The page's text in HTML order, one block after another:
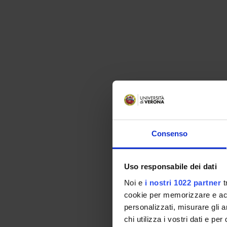
Consenso
Uso responsabile dei dati
Noi e i nostri 1022 partner
cookie per memorizzare e
personalizzati, misurare gli
chi utilizza i vostri dati e per